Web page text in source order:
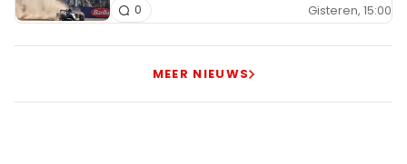
Gisteren, 15:00
0
MEER NIEUWS